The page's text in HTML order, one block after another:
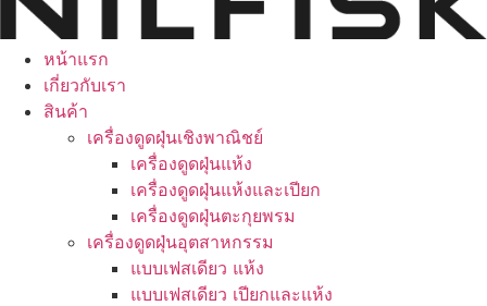
หน้าแรก
เกี่ยวกับเรา
สินค้า
เครื่องดูดฝุ่นเชิงพาณิชย์
เครื่องดูดฝุ่นแห้ง
เครื่องดูดฝุ่นแห้งและเปียก
เครื่องดูดฝุ่นตะกุยพรม
เครื่องดูดฝุ่นอุตสาหกรรม
แบบเฟสเดียว แห้ง
แบบเฟสเดียว เปียกและแห้ง